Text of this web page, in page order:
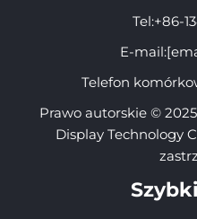
Tel:+86-
E-mail:
Telefon
Prawo autorskie ©
Display Technology